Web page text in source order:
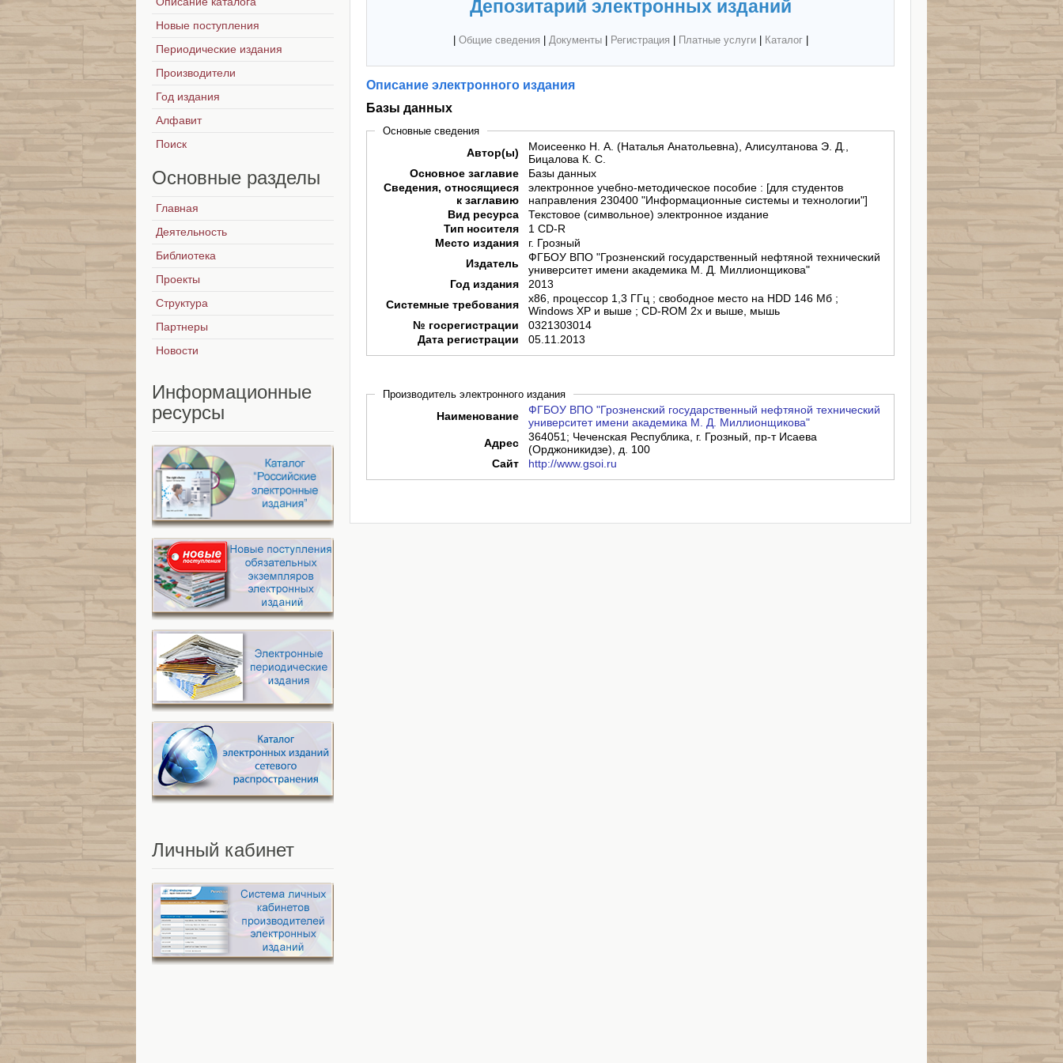
Депозитарий электронных изданий
Общие сведения Документы| Регистрация Платные услуги| Каталог|
Описание электронного издания
Базы данных
Основные сведения
Автор(ы)
Моисеенко Н. А. (Наталья Анатольевна), Алисултанова Э. Д.,
Бицалова К. С.
Основное заглавие
Базы данных
Сведения, относящиеся
к заглавию
электронное учебно-методическое пособие : [для студентов
направления 230400 "Информационные системы и технологии"]
Вид ресурса
Текстовое (символьное) электронное издание
Тип носителя
1 CD-R
Место издания
г. Грозный
Издатель
ФГБОУ ВПО "Грозненский государственный нефтяной технический
университет имени академика М. Д. Миллионщикова"
Год издания
2013
Системные требования
х86, процессор 1,3 ГГц ; свободное место на HDD 146 Мб ;
Windows XP и выше ; CD-ROM 2х и выше, мышь
№ госрегистрации
0321303014
Дата регистрации
05.11.2013
Производитель электронного издания
Наименование
ФГБОУ ВПО "Грозненский государственный нефтяной технический
университет имени академика М. Д. Миллионщикова"
Адрес
364051; Чеченская Республика, г. Грозный, пр-т Исаева
(Орджоникидзе), д. 100
Сайт
http://www.gsoi.ru
Новые поступления
Периодические издания
Производители
Год издания
Алфавит
Поиск
Основные разделы
Главная
Деятельность
Библиотека
Проекты
Структура
Партнеры
Новости
Информационные
ресурсы
Личный кабинет